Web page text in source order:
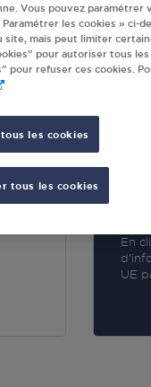
En
UE
Vous pouvez paramétrer
les cookies » ci-
site, mais peut limiter
pour autoriser tous les
pour refuser ces cookies.
les cookies
tous les cookies